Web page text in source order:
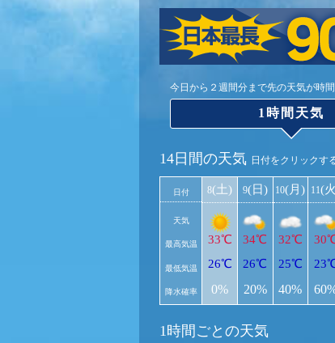
今日から２週間分まで先の天気が時
1時間天気
14日間の天気 日付をクリックす
日付
天気
最高気温
最低気温
降水確率
8(土)
33℃
26℃
0%
9(日)
34℃
26℃
20%
10(月)
32℃
25℃
40%
11(
1時間ごとの天気